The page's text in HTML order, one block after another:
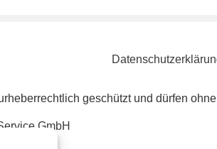
geschützt und dürfen
GmbH